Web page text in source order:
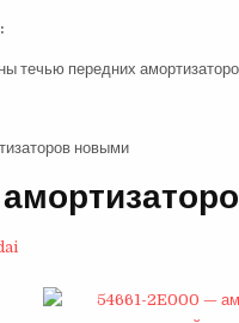
течью передних
новыми